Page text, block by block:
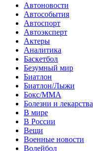
Автоновости
Автособытия
Автоспорт
Автоэксперт
Актеры
Аналитика
Баскетбол
Безумный мир
Биатлон
Биатлон/Лыжи
Бокс/MMA
Болезни и лекарства
В мире
В России
Вещи
Военные новости
Волейбол